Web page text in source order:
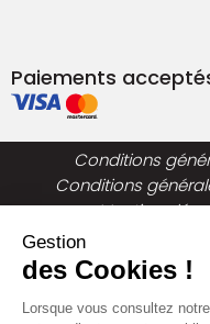
Paiements
Conditions
Conditions
Mentions
Gestion
des Cookies !
Lorsque vous consultez